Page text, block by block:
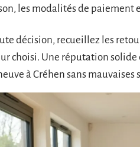
les modalités de paiement
décision, recueillez les
choisi. Une réputation solide
à Créhen sans mauvaises